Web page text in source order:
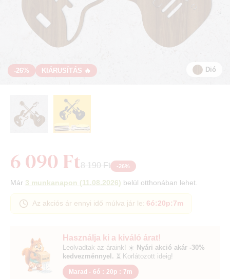
-26% KIÁRUSÍTÁS 🔥 Dió
Használja ki a kiváló árat!
Leolvadtak az áraink! ☀️ Nyári akció akár -30%
kedvezménnyel. ⏳ Korlátozott ideig!
Marad - 6ó : 20p : 6m
6 090 Ft8 190 Ft -26%
Már 3 munkanapon (11.08.2026) belül otthonában lehet.
Az akciós ár ennyi idő múlva jár le: 6ó:20p:6m